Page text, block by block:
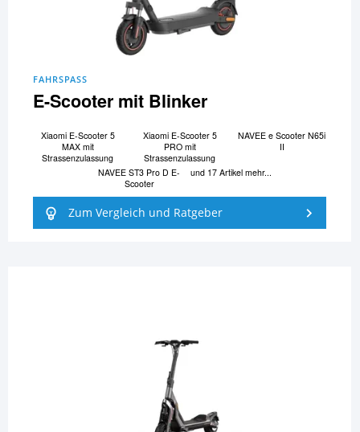
FAHRSPASS
E-Scooter mit Blinker
Xiaomi E-Scooter 5
MAX mit
Strassenzulassung
Xiaomi E-Scooter 5
PRO mit
Strassenzulassung
NAVEE e Scooter N65i
II
NAVEE ST3 Pro D E-
Scooter
und 17 Artikel mehr...
Zum Vergleich und Ratgeber